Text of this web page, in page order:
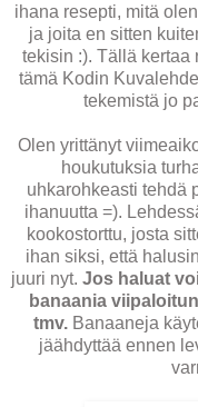
ihana resepti, mitä
ja joita en sitten
tekisin :). Tällä kertaa
tämä Kodin
tekemistä jo
Olen yrittänyt
houkutuksia
uhkarohkeasti tehdä
ihanuutta =).
kookostorttu, josta
ihan siksi, että
juuri nyt. Jos haluat
banaania
tmv. Banaaneja
jäähdyttää ennen